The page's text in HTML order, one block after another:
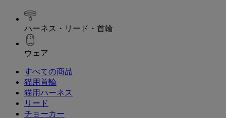
ハーネス・リード・首輪
ウェア
すべての商品
猫用首輪
猫用ハーネス
リード
チョーカー